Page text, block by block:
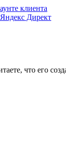
клиента
Директ
что его